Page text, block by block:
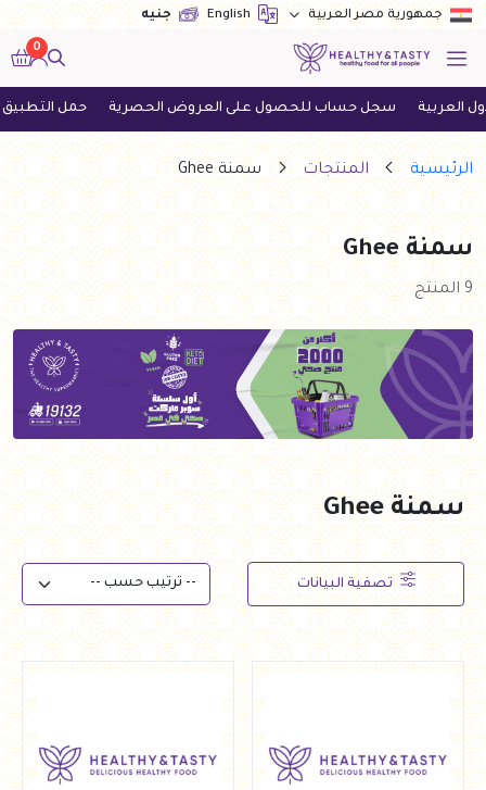
English جنيه
0
سجل حساب للحصول على العروض الحصرية حمل التطبيق الآن
الرئيسية المنتجات سمنة Ghee
سمنة Ghee
9 المنتج
سمنة Ghee
تصفية البيانات